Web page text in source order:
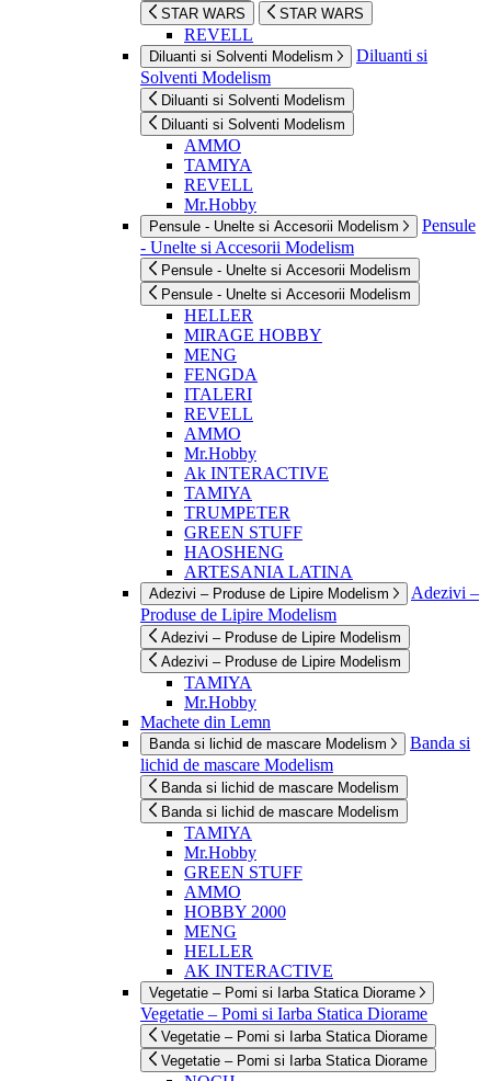
STAR WARS STAR WARS
REVELL
Diluanti si Solventi Modelism
Diluanti si
Solventi Modelism
Diluanti si Solventi Modelism
Diluanti si Solventi Modelism
AMMO
TAMIYA
REVELL
Mr.Hobby
Pensule - Unelte si Accesorii Modelism
Pensule
- Unelte si Accesorii Modelism
Pensule - Unelte si Accesorii Modelism
Pensule - Unelte si Accesorii Modelism
HELLER
MIRAGE HOBBY
MENG
FENGDA
ITALERI
REVELL
AMMO
Mr.Hobby
Ak INTERACTIVE
TAMIYA
TRUMPETER
GREEN STUFF
HAOSHENG
ARTESANIA LATINA
Adezivi – Produse de Lipire Modelism
Adezivi –
Produse de Lipire Modelism
Adezivi – Produse de Lipire Modelism
Adezivi – Produse de Lipire Modelism
TAMIYA
Mr.Hobby
Machete din Lemn
Banda si lichid de mascare Modelism
Banda si
lichid de mascare Modelism
Banda si lichid de mascare Modelism
Banda si lichid de mascare Modelism
TAMIYA
Mr.Hobby
GREEN STUFF
AMMO
HOBBY 2000
MENG
HELLER
AK INTERACTIVE
Vegetatie – Pomi si Iarba Statica Diorame
Vegetatie – Pomi si Iarba Statica Diorame
Vegetatie – Pomi si Iarba Statica Diorame
Vegetatie – Pomi si Iarba Statica Diorame